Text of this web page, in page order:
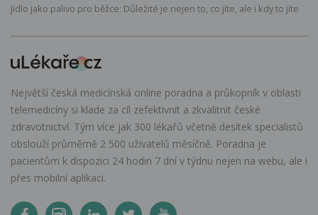
Jídlo jako palivo pro běžce: Důležité je nejen to, co jíte, ale i kdy to jíte
Největší česká medicínská online poradna a průkopník v oblasti
telemedicíny si klade za cíl zefektivnit a zkvalitnit české
zdravotnictví. Tým více jak 300 lékařů včetně desítek specialistů
obslouží průměrně 2 500 uživatelů měsíčně. Poradna je
pacientům k dispozici 24 hodin 7 dní v týdnu nejen na webu, ale i
přes mobilní aplikaci.